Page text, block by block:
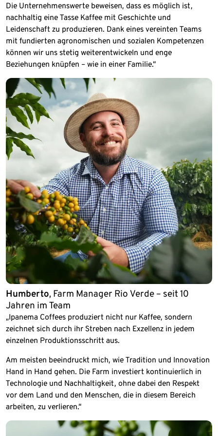
Die Unternehmenswerte beweisen, dass es möglich ist,
nachhaltig eine Tasse Kaffee mit Geschichte und
Leidenschaft zu produzieren. Dank eines vereinten Teams
mit fundierten agronomischen und sozialen Kompetenzen
können wir uns stetig weiterentwickeln und enge
Beziehungen knüpfen – wie in einer Familie.“
Humberto, Farm Manager Rio Verde – seit 10
Jahren im Team
„Ipanema Coffees produziert nicht nur Kaffee, sondern
zeichnet sich durch ihr Streben nach Exzellenz in jedem
einzelnen Produktionsschritt aus.
Am meisten beeindruckt mich, wie Tradition und Innovation
Hand in Hand gehen. Die Farm investiert kontinuierlich in
Technologie und Nachhaltigkeit, ohne dabei den Respekt
vor dem Land und den Menschen, die in diesem Bereich
arbeiten, zu verlieren.“